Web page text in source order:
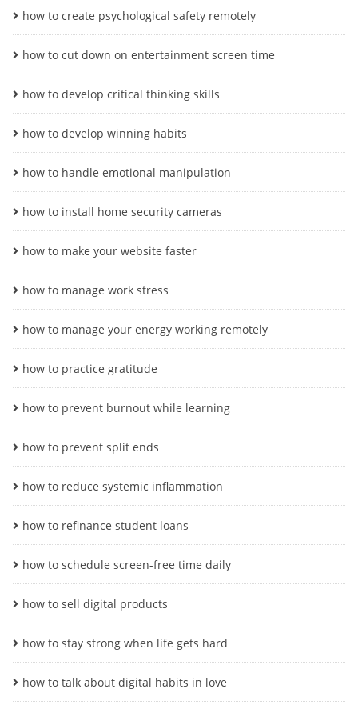
how to create psychological safety remotely
how to cut down on entertainment screen time
how to develop critical thinking skills
how to develop winning habits
how to handle emotional manipulation
how to install home security cameras
how to make your website faster
how to manage work stress
how to manage your energy working remotely
how to practice gratitude
how to prevent burnout while learning
how to prevent split ends
how to reduce systemic inflammation
how to refinance student loans
how to schedule screen-free time daily
how to sell digital products
how to stay strong when life gets hard
how to talk about digital habits in love